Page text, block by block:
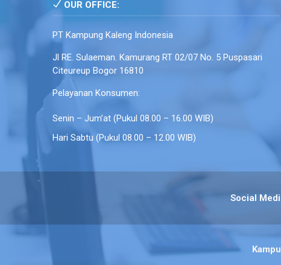
OUR OFFICE:
PT Kampung Kaleng Indonesia
Jl RE. Sulaeman. Kamurang RT 02/07 No. 5 Puspasari
Citeureup Bogor 16810
Pelayanan Konsumen:
Senin – Jum’at (Pukul 08.00 – 16.00 WIB)
Hari Sabtu (Pukul 08.00 – 12.00 WIB)
Social